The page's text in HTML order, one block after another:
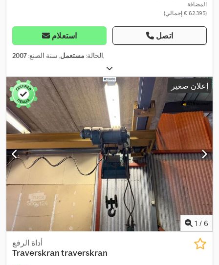
المضافة
(‏62.395 € إجمالي)
استعلام اتصل
الحالة: مستعمل, سنة الصنع:2007 ,
إعلان صغير
1 / 6
أداة الرفع
Traverskran traverskran